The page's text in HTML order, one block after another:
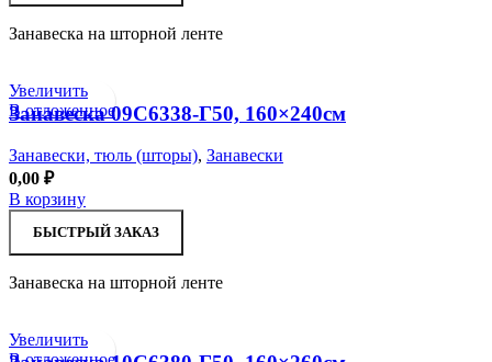
Занавеска на шторной ленте
Увеличить
В отложенное
Занавеска 09С6338-Г50, 160×240см
Занавески, тюль (шторы), Занавески
0,00 ₽
В корзину
БЫСТРЫЙ ЗАКАЗ
Занавеска на шторной ленте
Увеличить